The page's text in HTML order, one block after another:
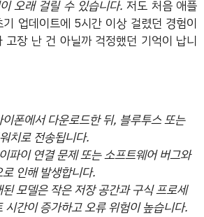
오래 걸릴 수 있습니다. 저도 처음 애플
업데이트에 5시간 이상 걸렸던 경험이
고장 난 건 아닐까 걱정했던 기억이 납니
폰에서 다운로드한 뒤, 블루투스 또는
치로 전송됩니다.
파이 연결 문제 또는 소프트웨어 버그와
인해 발생합니다.
모델은 작은 저장 공간과 구식 프로세
시간이 증가하고 오류 위험이 높습니다.